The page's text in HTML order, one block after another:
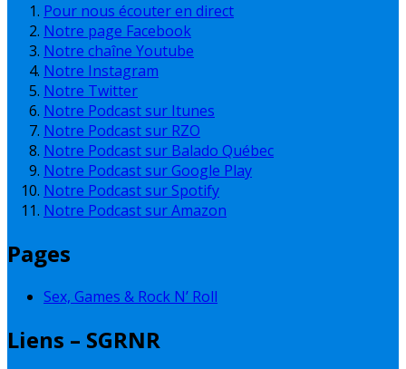
Pour nous écouter en direct
Notre page Facebook
Notre chaîne Youtube
Notre Instagram
Notre Twitter
Notre Podcast sur Itunes
Notre Podcast sur RZO
Notre Podcast sur Balado Québec
Notre Podcast sur Google Play
Notre Podcast sur Spotify
Notre Podcast sur Amazon
Pages
Sex, Games & Rock N’ Roll
Liens – SGRNR